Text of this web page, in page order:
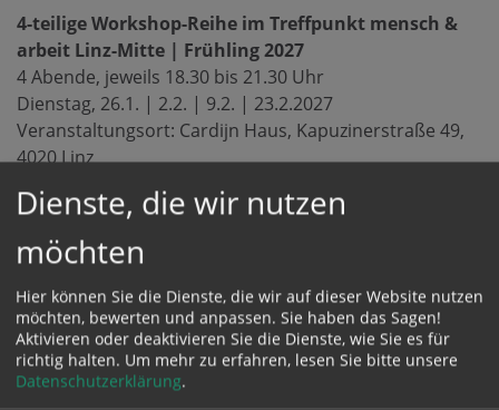
4-teilige Workshop-Reihe im Treffpunkt mensch &
arbeit Linz-Mitte | Frühling 2027
4 Abende, jeweils 18.30 bis 21.30 Uhr
Dienstag, 26.1. | 2.2. | 9.2. | 23.2.2027
Veranstaltungsort: Cardijn Haus, Kapuzinerstraße 49,
4020 Linz
(martha.stollmayer@dioezese-linz.at) und Martin
Loishandl (martin.loishandl@dioezese-linz.at
Nähere Infos in der pdf-Einladung.
Methoden der Lebens- und Berufsnavigation
derzeit keine Termine
Dienste, die wir nutzen
möchten
Hier können Sie die Dienste, die wir auf dieser Website nutzen
möchten, bewerten und anpassen. Sie haben das Sagen!
Aktivieren oder deaktivieren Sie die Dienste, wie Sie es für
richtig halten. Um mehr zu erfahren, lesen Sie bitte unsere
Datenschutzerklärung.